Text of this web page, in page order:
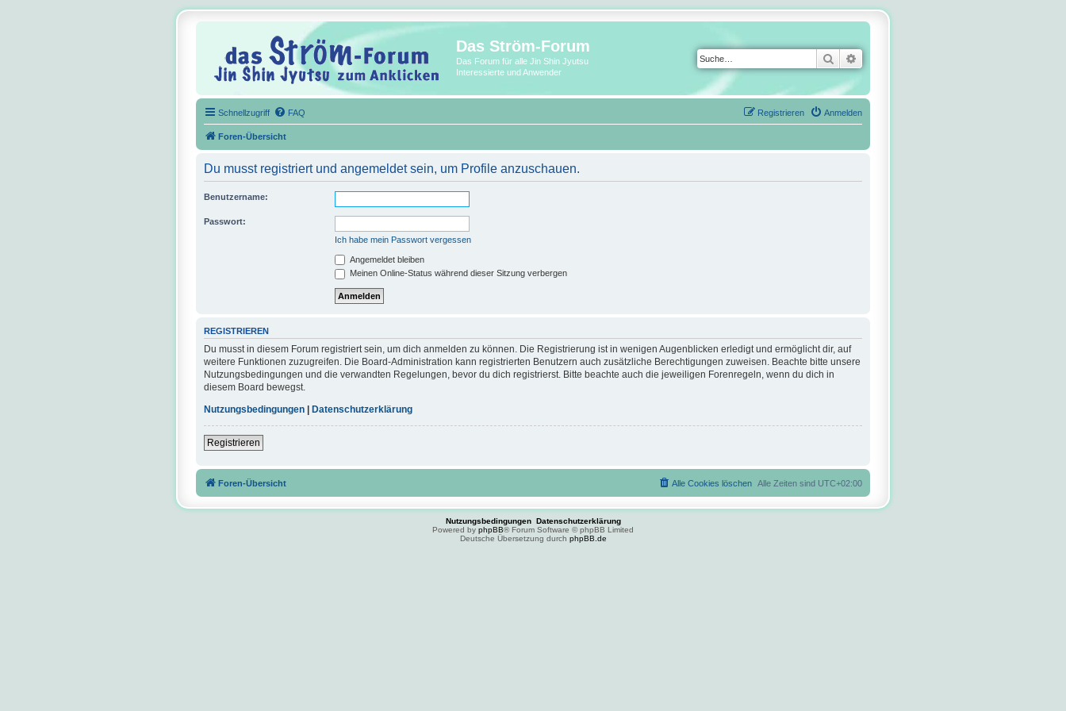
Das Ström-Forum
Das Forum für alle Jin Shin Jyutsu
Interessierte und Anwender
Suche
Schnellzugriff FAQ Anmelden
Registrieren
Foren-Übersicht
Du musst registriert und angemeldet sein, um Profile anzuschauen.
Benutzername:
Passwort:
Ich habe mein Passwort vergessen
Angemeldet bleiben
Meinen Online-Status während dieser Sitzung verbergen
REGISTRIEREN
Du musst in diesem Forum registriert sein, um dich anmelden zu können. Die Registrierung ist in wenigen Augenblicken erledigt und ermöglicht dir, auf
weitere Funktionen zuzugreifen. Die Board-Administration kann registrierten Benutzern auch zusätzliche Berechtigungen zuweisen. Beachte bitte unsere
Nutzungsbedingungen und die verwandten Regelungen, bevor du dich registrierst. Bitte beachte auch die jeweiligen Forenregeln, wenn du dich in
diesem Board bewegst.
Nutzungsbedingungen
Datenschutzerklärung
Registrieren
Foren-Übersicht Alle Zeiten sind UTC+02:00
Alle Cookies löschen
Nutzungsbedingungen Datenschutzerklärung
Powered by phpBB® Forum Software © phpBB Limited
Deutsche Übersetzung durch phpBB.de